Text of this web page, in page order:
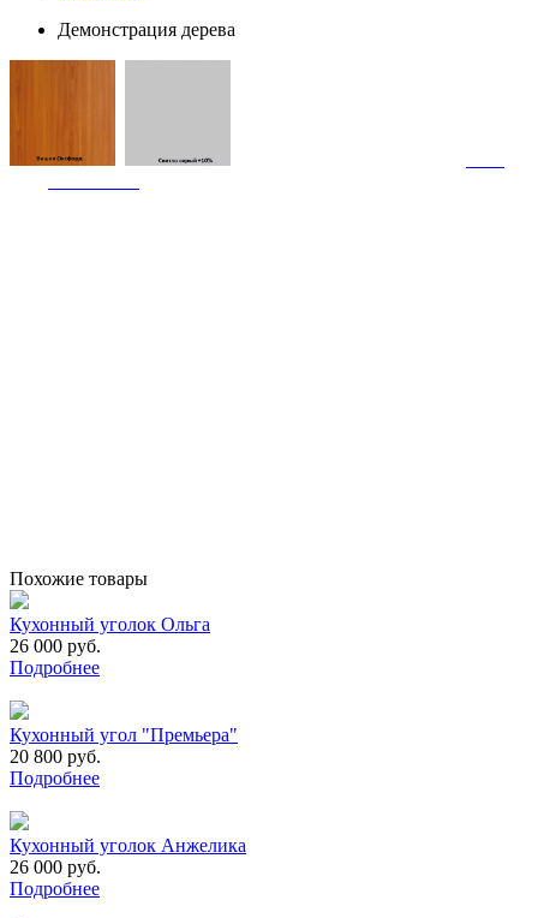
Демонстрация дерева
Похожие товары
Кухонный уголок Ольга
26 000 руб.
Подробнее
Кухонный угол "Премьера"
20 800 руб.
Подробнее
Кухонный уголок Анжелика
26 000 руб.
Подробнее